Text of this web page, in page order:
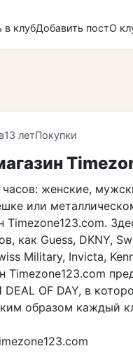
в клубДобавить постО
13 летПокупки
женские,
или
Timezone123.com.
как Guess, DKNY,
Military, Invicta,
Timezone123.com
DEAL OF DAY, в
образом каждый